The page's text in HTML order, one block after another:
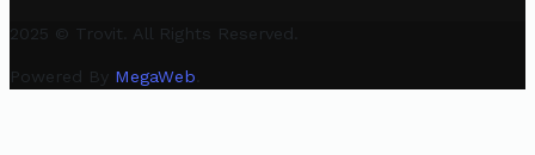
2025 © Trovit. All Rights Reserved.
Powered By MegaWeb